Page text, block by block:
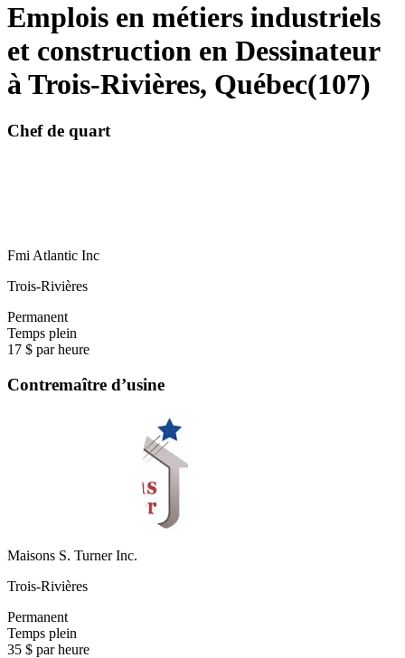
Emplois en métiers industriels
et construction en Dessinateur
à Trois-Rivières, Québec(107)
Chef de quart
Fmi Atlantic Inc
Trois-Rivières
Permanent
Temps plein
17 $ par heure
Contremaître d’usine
Maisons S. Turner Inc.
Trois-Rivières
Permanent
Temps plein
35 $ par heure